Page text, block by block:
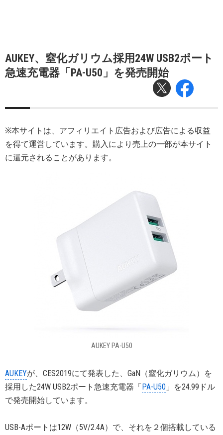
AUKEY、窒化ガリウム採用24W USB2ポート
急速充電器「PA-U50」を発売開始
※本サイトは、アフィリエイト広告および広告による収益
を得て運営しています。購入により売上の一部が本サイト
に還元されることがあります。
AUKEY PA-U50
AUKEYが、CES2019にて発表した、GaN（窒化ガリウム）を
採用した24W USB2ポート急速充電器「PA-U50 」を24.99ドル
で発売開始しています。
USB-Aポートは12W（5V/2.4A）で、それを２個搭載している